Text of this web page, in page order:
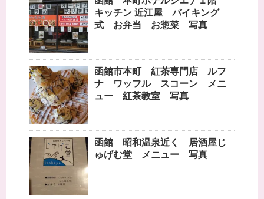
キッチン 近江屋 バイキング
式 お弁当 お惣菜 写真
函館市本町 紅茶専門店 ルフ
ナ ワッフル スコーン メニ
ュー 紅茶教室 写真
函館 昭和温泉近く 居酒屋じ
ゅげむ堂 メニュー 写真